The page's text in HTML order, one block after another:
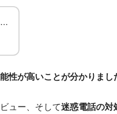
…
性が高いことが分かりまし
ュー、そして迷惑電話の対